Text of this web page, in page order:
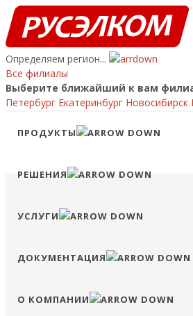
Определяем регион...
Все филиалы
Выберите ближайший к вам
Петербург Екатеринбург Новосибирск
ПЕРЕЙТИ НА САЙТ ФИЛИАЛА
8 (800) 707-15-56 info@ruselkom.ru
ПРОДУКТЫ
РЕШЕНИЯ
УСЛУГИ
ДОКУМЕНТАЦИЯ
О КОМПАНИИ